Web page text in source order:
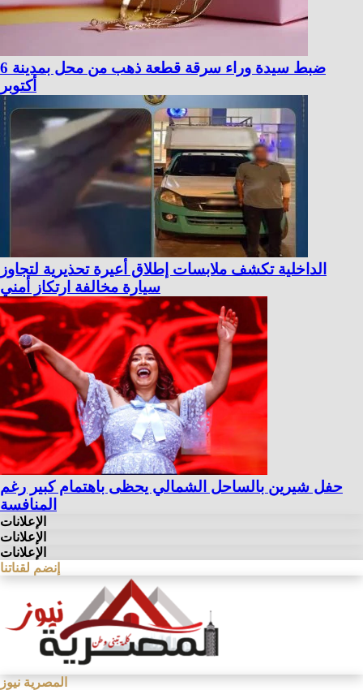
ضبط سيدة وراء سرقة قطعة ذهب من محل بمدينة 6
أكتوبر
الداخلية تكشف ملابسات إطلاق أعيرة تحذيرية لتجاوز
سيارة مخالفة ارتكاز أمني
حفل شيرين بالساحل الشمالي يحظى باهتمام كبير رغم
المنافسة
الإعلانات
الإعلانات
الإعلانات
إنضم لقناتنا
المصرية نيوز